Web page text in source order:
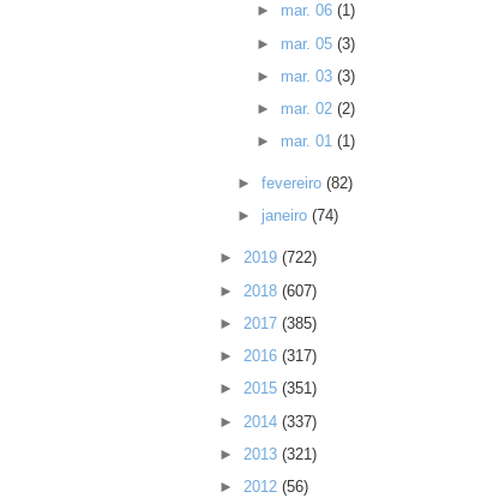
► mar. 06 (1)
► mar. 05 (3)
► mar. 03 (3)
► mar. 02 (2)
► mar. 01 (1)
►fevereiro(82)
► janeiro(74)
► 2019 (722)
► 2018 (607)
► 2017 (385)
► 2016 (317)
► 2015 (351)
► 2014 (337)
► 2013 (321)
► 2012 (56)